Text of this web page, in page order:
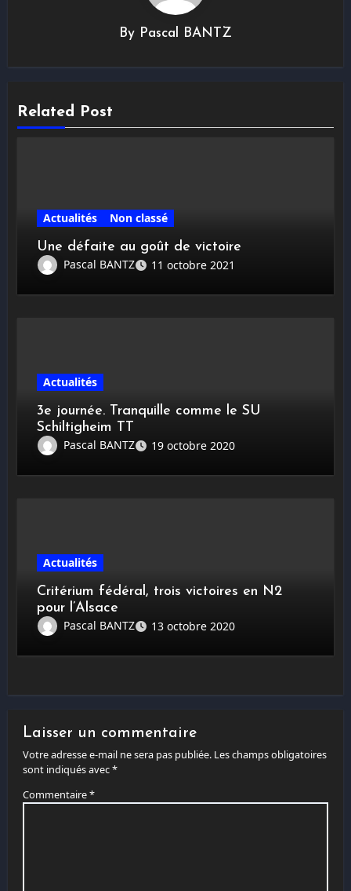
By Pascal BANTZ
Related Post
Actualités
Non classé
Une défaite au goût de victoire
Pascal BANTZ
11 octobre 2021
Actualités
3e journée. Tranquille comme le SU
Schiltigheim TT
Pascal BANTZ
19 octobre 2020
Actualités
Critérium fédéral, trois victoires en N2
pour l’Alsace
Pascal BANTZ
13 octobre 2020
Laisser un commentaire
Votre adresse e-mail ne sera pas publiée. Les champs obligatoires
sont indiqués avec*
Commentaire*